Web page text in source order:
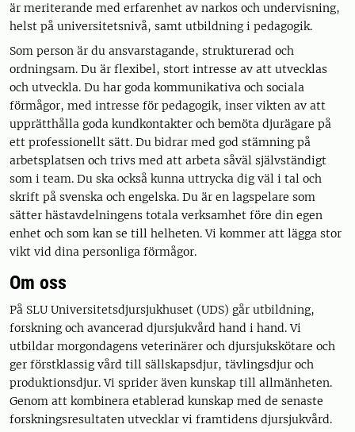
är meriterande med erfarenhet av narkos och undervisning,
helst på universitetsnivå, samt utbildning i pedagogik.
Som person är du ansvarstagande, strukturerad och
ordningsam. Du är flexibel, stort intresse av att utvecklas
och utveckla. Du har goda kommunikativa och sociala
förmågor, med intresse för pedagogik, inser vikten av att
upprätthålla goda kundkontakter och bemöta djurägare på
ett professionellt sätt. Du bidrar med god stämning på
arbetsplatsen och trivs med att arbeta såväl självständigt
som i team. Du ska också kunna uttrycka dig väl i tal och
skrift på svenska och engelska. Du är en lagspelare som
sätter hästavdelningens totala verksamhet före din egen
enhet och som kan se till helheten. Vi kommer att lägga stor
vikt vid dina personliga förmågor.
Om oss
På SLU Universitetsdjursjukhuset (UDS) går utbildning,
forskning och avancerad djursjukvård hand i hand. Vi
utbildar morgondagens veterinärer och djursjukskötare och
ger förstklassig vård till sällskapsdjur, tävlingsdjur och
produktionsdjur. Vi sprider även kunskap till allmänheten.
Genom att kombinera etablerad kunskap med de senaste
forskningsresultaten utvecklar vi framtidens djursjukvård.